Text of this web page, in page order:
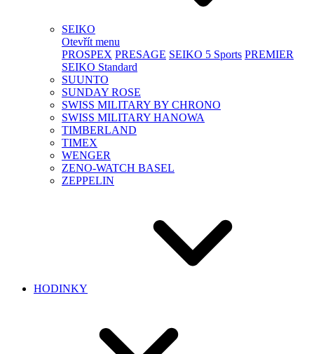
SEIKO
Otevřít menu
PROSPEX PRESAGE SEIKO 5 Sports PREMIER
SEIKO Standard
SUUNTO
SUNDAY ROSE
SWISS MILITARY BY CHRONO
SWISS MILITARY HANOWA
TIMBERLAND
TIMEX
WENGER
ZENO-WATCH BASEL
ZEPPELIN
HODINKY